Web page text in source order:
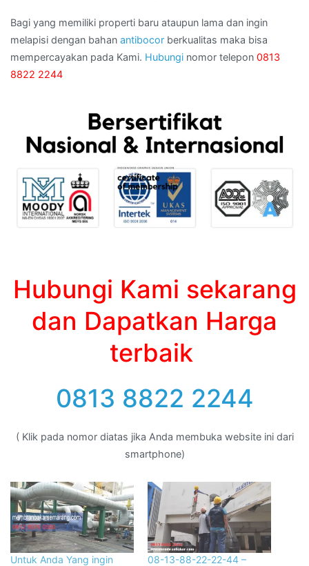
Bagi yang memiliki properti baru ataupun lama dan ingin
melapisi dengan bahan antibocor berkualitas maka bisa
mempercayakan pada Kami. Hubungi nomor telepon 0813
8822 2244
Hubungi Kami sekarang
dan Dapatkan Harga
terbaik
0813 8822 2244
( Klik pada nomor diatas jika Anda membuka website ini dari
smartphone)
Untuk Anda Yang ingin
08-13-88-22-22-44 –